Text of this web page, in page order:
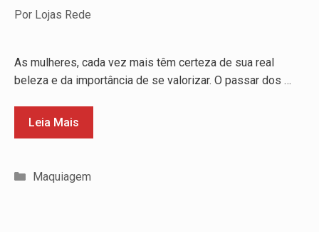
Por Lojas Rede
As mulheres, cada vez mais têm certeza de sua real
beleza e da importância de se valorizar. O passar dos …
Leia Mais
Categorias
Maquiagem